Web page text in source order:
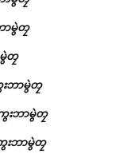
ာမွဲတၠ
မွဲတၠ
းဘာမွဲတၠ
းဘာမွဲတၠ
းဘာမွဲတၠ